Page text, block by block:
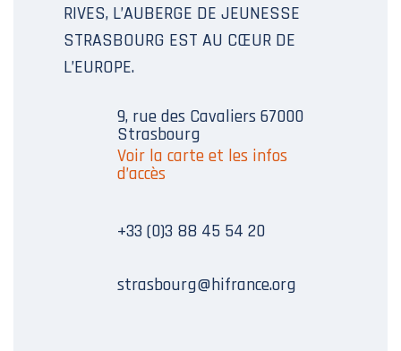
RIVES, L’AUBERGE DE JEUNESSE
STRASBOURG EST AU CŒUR DE
L’EUROPE.
9, rue des Cavaliers 67000
Strasbourg
Voir la carte et les infos
d’accès
+33 (0)3 88 45 54 20
strasbourg@hifrance.org